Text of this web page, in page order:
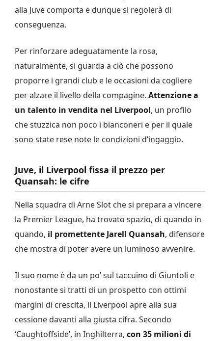
alla Juve comporta e dunque si regolerà di
conseguenza.
Per rinforzare adeguatamente la rosa,
naturalmente, si guarda a ciò che possono
proporre i grandi club e le occasioni da cogliere
per alzare il livello della compagine. Attenzione a
un talento in vendita nel Liverpool, un profilo
che stuzzica non poco i bianconeri e per il quale
sono state rese note le condizioni d’ingaggio.
Juve, il Liverpool fissa il prezzo per
Quansah: le cifre
Nella squadra di Arne Slot che si prepara a vincere
la Premier League, ha trovato spazio, di quando in
quando, il promettente Jarell Quansah, difensore
che mostra di poter avere un luminoso avvenire.
Il suo nome è da un po’ sul taccuino di Giuntoli e
nonostante si tratti di un prospetto con ottimi
margini di crescita, il Liverpool apre alla sua
cessione davanti alla giusta cifra. Secondo
‘Caughtoffside’, in Inghilterra, con 35 milioni di